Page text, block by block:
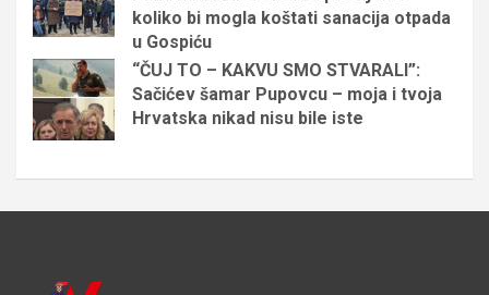
koliko bi mogla koštati sanacija otpada
u Gospiću
“ČUJ TO – KAKVU SMO STVARALI”:
Sačićev šamar Pupovcu – moja i tvoja
Hrvatska nikad nisu bile iste